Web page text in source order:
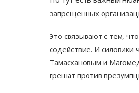
запрещенных
Это связывают с тем,
содействие. И
Тамасхановым и
грешат против